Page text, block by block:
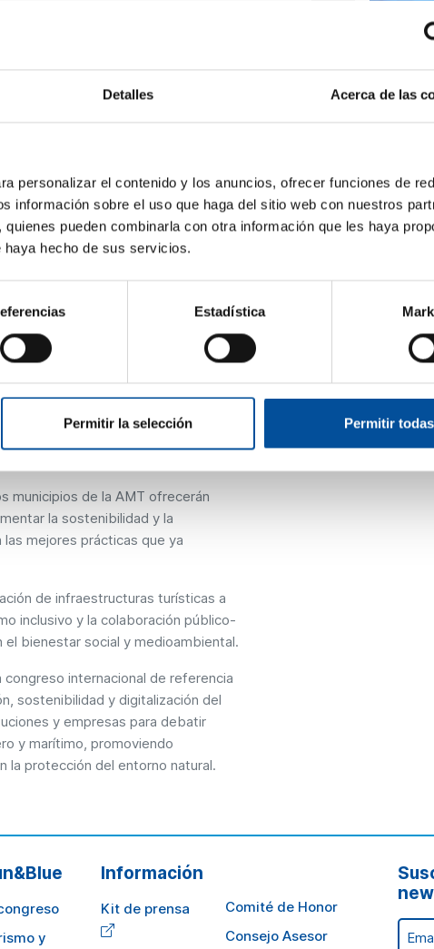
Detalles Acerca de las
personalizar el contenido y los anuncios, ofrecer funciones de
información sobre el uso que haga del sitio web con nuestros
pueden combinarla con otra información que les haya
hecho de sus servicios.
Estadística
Permitir la selección Permitir todas
de la AMT compartirán su
desarrollo turístico responsable, la
de prácticas
locales.
y sostenibilidad en la industria
“este convenio refuerza nuestro
de sol y playa. SUN&BLUE
AMT queremos aportar nuestra
turísticos hacia modelos más
Raspall, resalta que “la Alianza de
de los destinos más importantes
para enriquecer el debate sobre
prácticas”.
público-privada
municipios de la AMT ofrecerán
la sostenibilidad y la
mejores prácticas que ya
de infraestructuras turísticas a
inclusivo y la colaboración público-
bienestar social y medioambiental.
internacional de referencia
sostenibilidad y digitalización del
y empresas para debatir
y marítimo, promoviendo
la protección del entorno natural.
y
Información
Kit de prensa
Comité de Honor
Consejo Asesor
Email